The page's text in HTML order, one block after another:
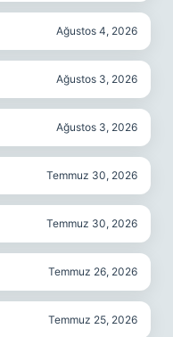
Ağustos 4, 2026
Ağustos 3, 2026
Ağustos 3, 2026
Temmuz 30, 2026
Temmuz 30, 2026
Temmuz 26, 2026
Temmuz 25, 2026